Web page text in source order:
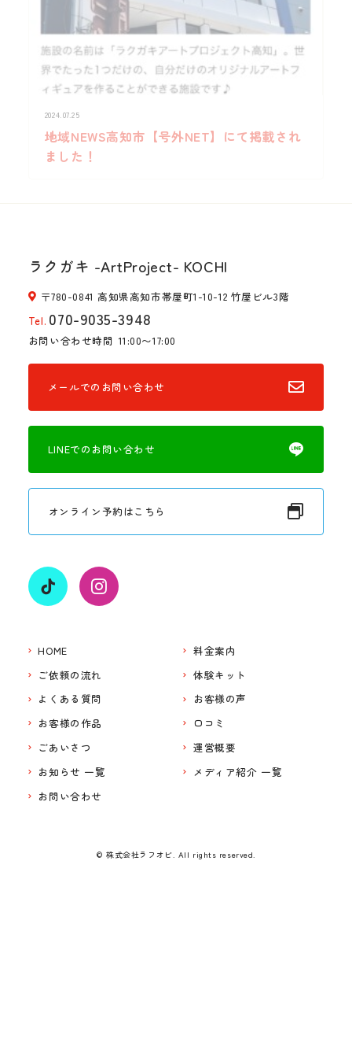
2024.07.25
地域NEWS高知市【号外NET】にて掲載され
ました！
ラクガキ -ArtProject- KOCHI
〒780-0841 高知県高知市帯屋町1-10-12 竹屋ビル3階
Tel. 070-9035-3948
お問い合わせ時間 11:00〜17:00
メールでのお問い合わせ
LINEでのお問い合わせ
オンライン予約はこちら
HOME
料金案内
ご依頼の流れ
体験キット
よくある質問
お客様の声
お客様の作品
口コミ
ごあいさつ
運営概要
お知らせ 一覧
メディア紹介 一覧
お問い合わせ
© 株式会社ラフオビ. All rights reserved.